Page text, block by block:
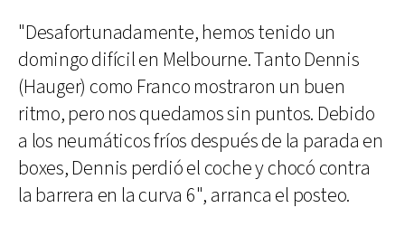
"Desafortunadamente, hemos tenido un
domingo difícil en Melbourne. Tanto Dennis
(Hauger) como Franco mostraron un buen
ritmo, pero nos quedamos sin puntos. Debido
a los neumáticos fríos después de la parada en
boxes, Dennis perdió el coche y chocó contra
la barrera en la curva 6", arranca el posteo.